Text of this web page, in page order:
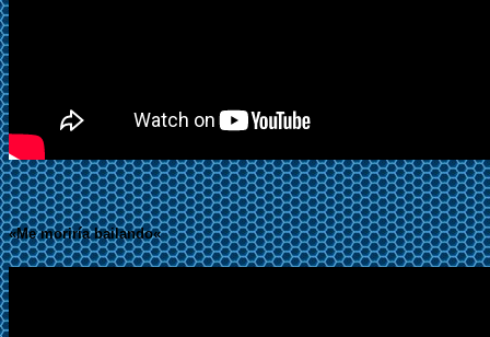
«Me moriría bailando«